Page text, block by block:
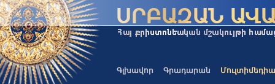
Գլխավոր Գրադարան Մուլտիմեդիա